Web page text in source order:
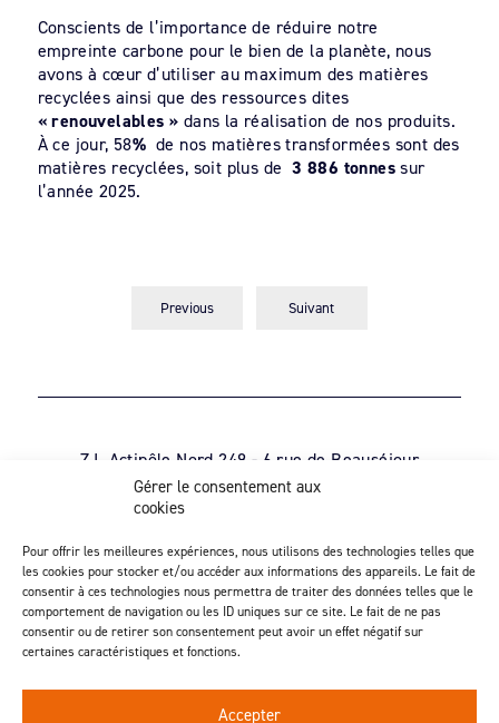
Gérer le consentement aux
cookies
Pour offrir les meilleures expériences, nous utilisons des technologies telles que
les cookies pour stocker et/ou accéder aux informations des appareils. Le fait de
consentir à ces technologies nous permettra de traiter des données telles que le
comportement de navigation ou les ID uniques sur ce site. Le fait de ne pas
consentir ou de retirer son consentement peut avoir un effet négatif sur
certaines caractéristiques et fonctions.
Accepter
Conscients de l’importance de réduire notre
empreinte carbone pour le bien de la planète, nous
avons à cœur d’utiliser au maximum des matières
recyclées ainsi que des ressources dites
« renouvelables » dans la réalisation de nos produits.
À ce jour, 58% de nos matières transformées sont des
matières recyclées, soit plus de3 886 tonnessur
l’année 2025.
Previous Suivant
Z.I. Actipôle Nord 249 - 6 rue de Beauséjour
Saint-André-de-la-Marche - 49450 Sèvremoine
Découvrez notre activité d’injection
Suivez-nous